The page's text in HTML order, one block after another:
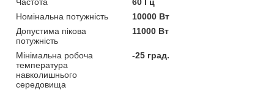
Номінальна потужність
10000 Вт
Допустима пікова
потужність
11000 Вт
Мінімальна робоча
температура
навколишнього
середовища
-25 град.